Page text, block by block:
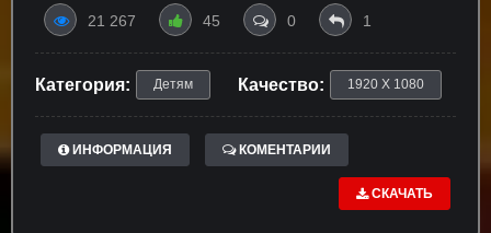
21 267 45 0 1
Категория: Детям Качество: 1920 X 1080
ИНФОРМАЦИЯ КОМЕНТАРИИ
СКАЧАТЬ